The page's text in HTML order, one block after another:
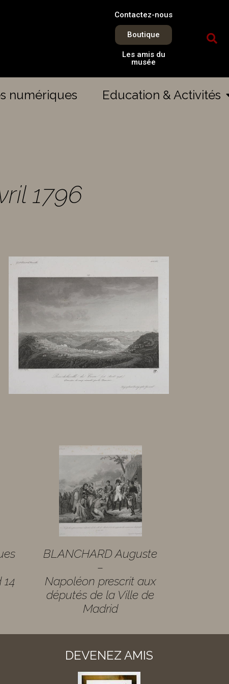
Contactez-nous
Boutique
Les amis du
musée
numériques Education & Activités
1796
BLANCHARD Auguste
–
Napoléon prescrit aux
députés de la Ville de
Madrid
DEVENEZ AMIS